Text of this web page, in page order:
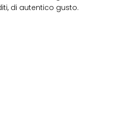
di autentico gusto.